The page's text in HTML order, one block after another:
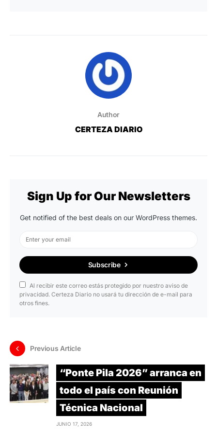
Author
CERTEZA DIARIO
Sign Up for Our Newsletters
Get notified of the best deals on our WordPress themes.
Subscribe
Al recibir este correo estás protegido por nuestro aviso de
privacidad. Certeza Diario no usará tu dirección de e-mail para
otros fines.
Previous Article
“Ponte Pila 2026” arranca en
todo el país con Reunión
Técnica Nacional
JUNIO 17, 2026